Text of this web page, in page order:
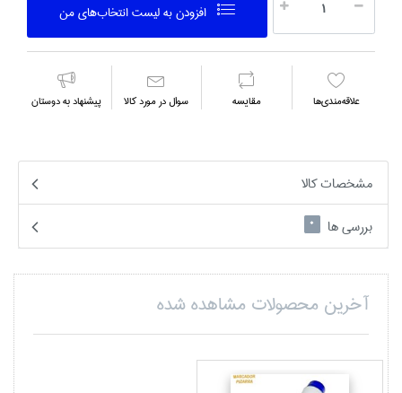
افزودن به ليست انتخاب‌هاي من
علاقه‌مندي‌ها مقايسه سوال در مورد كالا پیشنهاد به دوستان
مشخصات کالا
بررسی ها
0
آخرین محصولات مشاهده شده